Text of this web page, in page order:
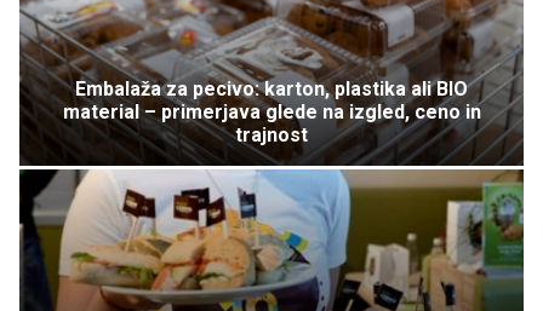
Embalaža za pecivo: karton, plastika ali BIO
material – primerjava glede na izgled, ceno in
trajnost